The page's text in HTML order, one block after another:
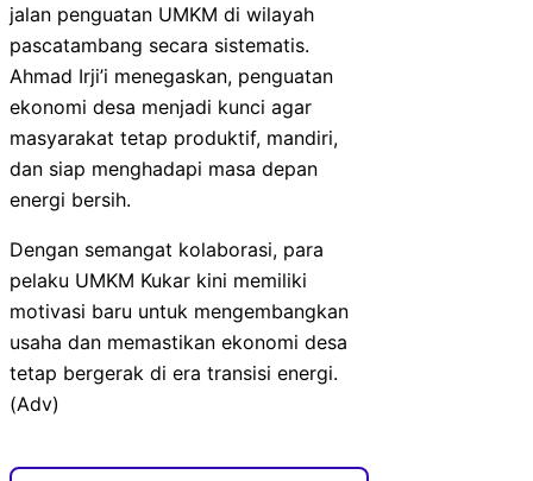
jalan penguatan UMKM di wilayah
pascatambang secara sistematis.
Ahmad Irji’i menegaskan, penguatan
ekonomi desa menjadi kunci agar
masyarakat tetap produktif, mandiri,
dan siap menghadapi masa depan
energi bersih.
Dengan semangat kolaborasi, para
pelaku UMKM Kukar kini memiliki
motivasi baru untuk mengembangkan
usaha dan memastikan ekonomi desa
tetap bergerak di era transisi energi.
(Adv)